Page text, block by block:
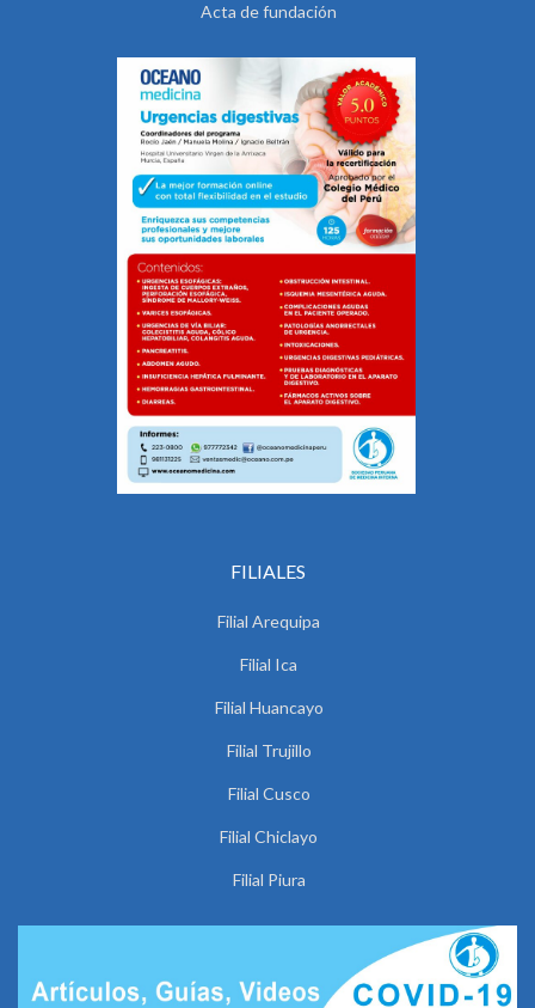
Acta de fundación
FILIALES
Filial Arequipa
Filial Ica
Filial Huancayo
Filial Trujillo
Filial Cusco
Filial Chiclayo
Filial Piura